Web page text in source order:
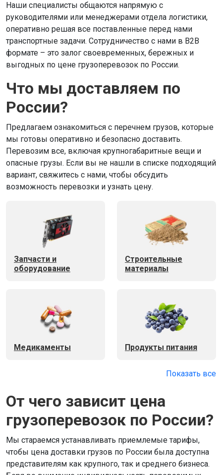
Наши специалисты общаются напрямую с
руководителями или менеджерами отдела логистики,
оперативно решая все поставленные перед нами
транспортные задачи. Сотрудничество с нами в В2В
формате – это залог своевременных, бережных и
выгодных по цене грузоперевозок по России.
Что мы доставляем по
России?
Предлагаем ознакомиться с перечнем грузов, которые
мы готовы оперативно и безопасно доставить.
Перевозим все, включая крупногабаритные вещи и
опасные грузы. Если вы не нашли в списке подходящий
вариант, свяжитесь с нами, чтобы обсудить
возможность перевозки и узнать цену.
Запчасти и
оборудование
Строительные
материалы
Медикаменты Продукты питания
Показать все
От чего зависит цена
грузоперевозок по России?
Мы стараемся устанавливать приемлемые тарифы,
чтобы цена доставки грузов по России была доступна
представителям как крупного, так и среднего бизнеса.